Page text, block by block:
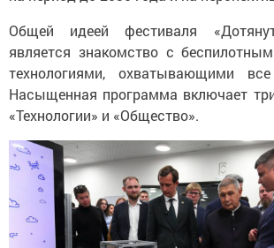
Общей идеей фестиваля
является знакомство с
технологиями, охватывающими
Насыщенная программа включает
«Технологии» и «Общество».